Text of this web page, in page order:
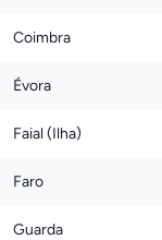
Coimbra
Évora
Faial (Ilha)
Faro
Guarda